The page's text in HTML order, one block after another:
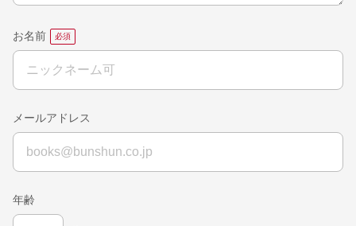
お名前
メールアドレス
年齢